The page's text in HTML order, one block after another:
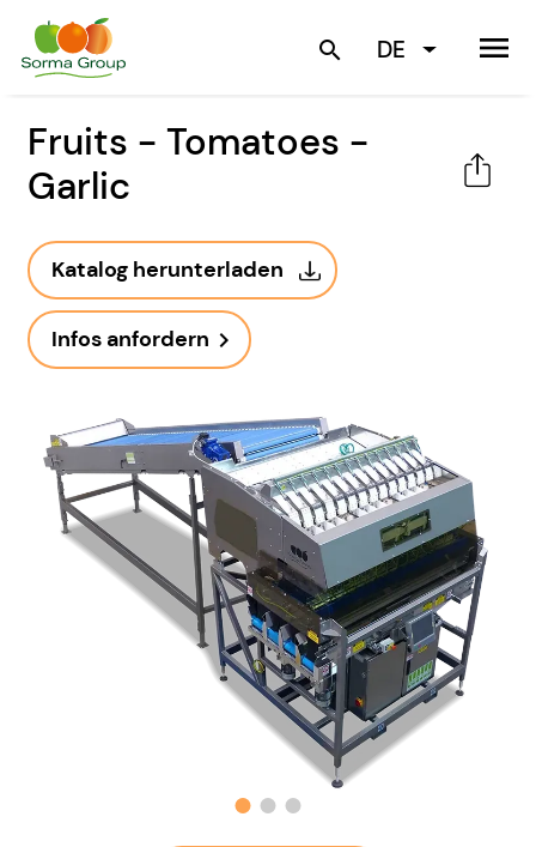
search DE menu
Fruits - Tomatoes -
Garlic
Katalog herunterladen
Infos anfordern navigate_next